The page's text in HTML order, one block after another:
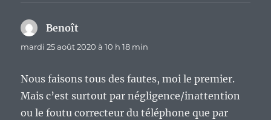
Benoît
mardi 25 août 2020 à 10 h 18 min
Nous faisons tous des fautes, moi le premier.
Mais c’est surtout par négligence/inattention
ou le foutu correcteur du téléphone que par